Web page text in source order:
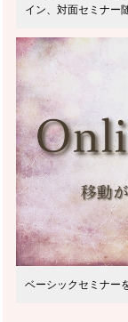
イン、対面セミナー
ベーシックセミナー